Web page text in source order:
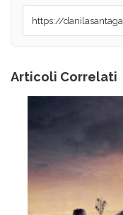
Articoli Correlati